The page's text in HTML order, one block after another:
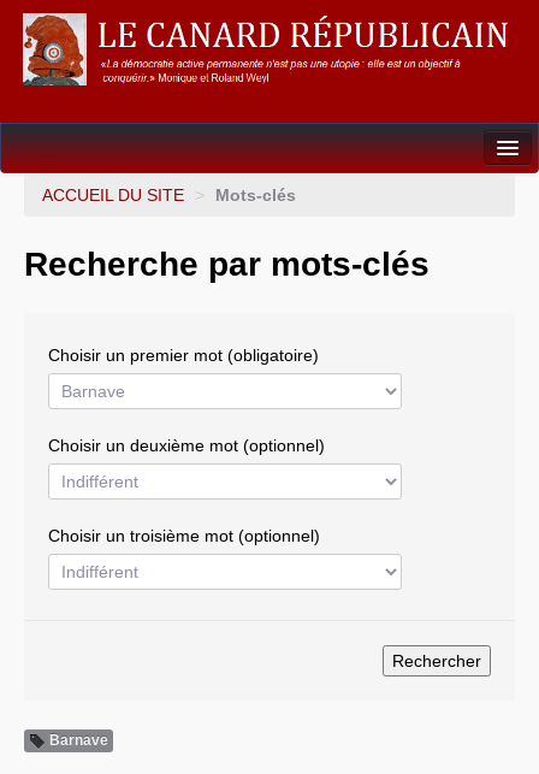
Dossiers
Gouvernance mondiale & mondialisation
Résistances
Systèmes & société sous contrôle
ACCUEIL DU SITE > Mots-clés
Recherche par mots-clés
Choisir un premier mot (obligatoire)
Choisir un deuxième mot (optionnel)
Choisir un troisième mot (optionnel)
Barnave